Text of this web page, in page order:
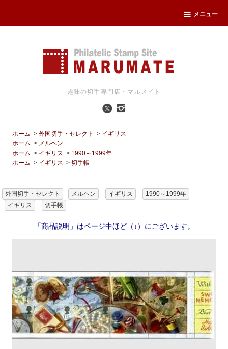
メニュー
趣味の切手専門店・マルメイト
ホーム >外国切手・セレクト > イギリス
ホーム > メルヘン
ホーム > イギリス > 1990～1999年
ホーム > イギリス >切手帳
外国切手・セレクト メルヘン イギリス
1990～1999年
イギリス
切手帳
「商品説明」はページ中ほど（↓）にございます。